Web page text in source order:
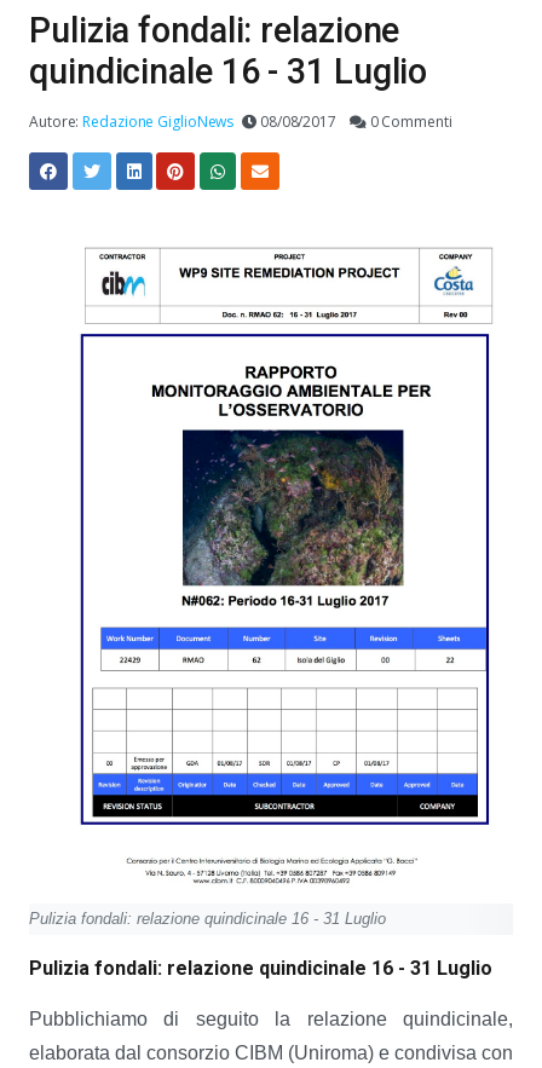
Pulizia fondali: relazione
quindicinale 16 - 31 Luglio
Autore:Redazione GiglioNews 08/08/2017 0 Commenti
Pulizia fondali: relazione quindicinale 16 - 31 Luglio
Pulizia fondali: relazione quindicinale 16 - 31 Luglio
Pubblichiamo di seguito la relazione quindicinale,
elaborata dal consorzio CIBM (Uniroma) e condivisa con